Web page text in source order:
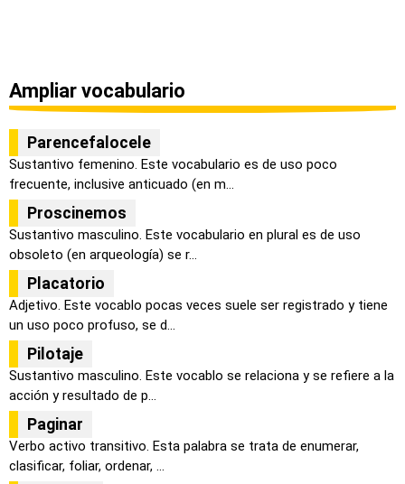
Ampliar vocabulario
Parencefalocele
Sustantivo femenino. Este vocabulario es de uso poco
frecuente, inclusive anticuado (en m...
Proscinemos
Sustantivo masculino. Este vocabulario en plural es de uso
obsoleto (en arqueología) se r...
Placatorio
Adjetivo. Este vocablo pocas veces suele ser registrado y tiene
un uso poco profuso, se d...
Pilotaje
Sustantivo masculino. Este vocablo se relaciona y se refiere a la
acción y resultado de p...
Paginar
Verbo activo transitivo. Esta palabra se trata de enumerar,
clasificar, foliar, ordenar, ...